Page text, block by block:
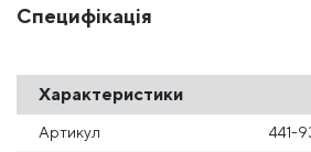
Специфікація
Характеристики
Артикул 441-